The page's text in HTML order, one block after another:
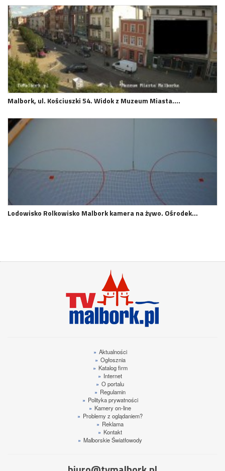
Malbork, ul. Kościuszki 54. Widok z Muzeum Miasta.…
Lodowisko Rolkowisko Malbork kamera na żywo. Ośrodek…
» Aktualności
» Ogłosznia
» Katalog firm
» Internet
» O portalu
» Regulamin
» Polityka prywatności
» Kamery on-line
» Problemy z oglądaniem?
» Reklama
» Kontakt
» Malborskie Światłowody